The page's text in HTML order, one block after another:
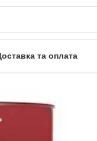
та оплата